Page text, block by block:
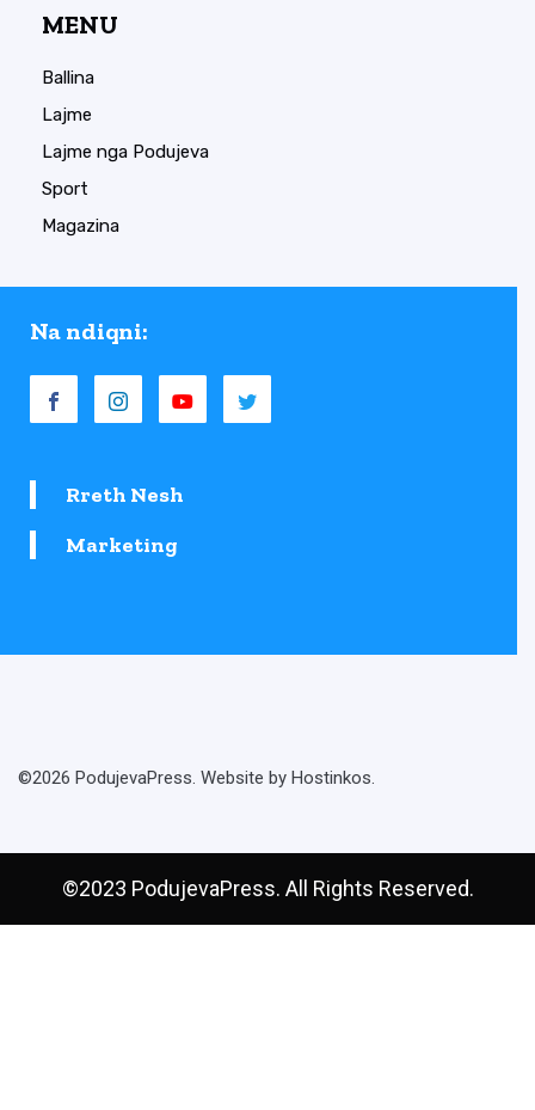
MENU
Ballina
Lajme
Lajme nga Podujeva
Sport
Magazina
Na ndiqni:
Rreth Nesh
Marketing
©2026 PodujevaPress. Website by Hostinkos.
©2023 PodujevaPress. All Rights Reserved.